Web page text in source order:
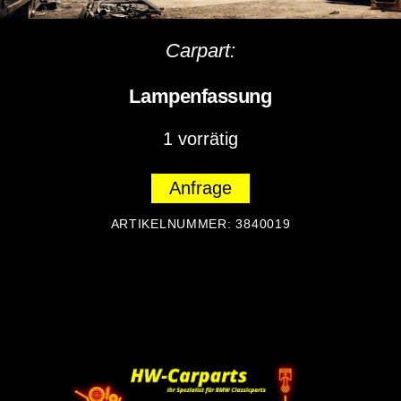
Carpart:
Lampenfassung
1 vorrätig
Anfrage
ARTIKELNUMMER:3840019